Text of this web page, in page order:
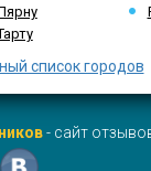
список городов
- сайт